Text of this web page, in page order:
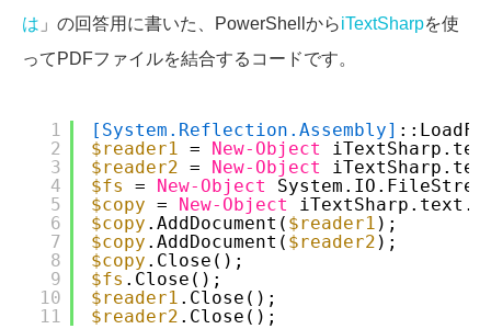
は 」の回答用に書いた、PowerShellからiTextSharpを使
ってPDFファイルを結合するコードです。
1
2
3
4
5
6
7
8
9
10
11
[System.Reflection.Assembly]
$reader1 = New-Object
$reader2 = New-Object
$fs
= New-Object
$copy = New-Object
$copy .AddDocument( $reader1 );
$copy .AddDocument( $reader2 );
$copy .Close();
$fs .Close();
$reader1 .Close();
$reader2 .Close();